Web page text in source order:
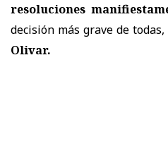
resoluciones
decisión más grave de todas,
Olivar.